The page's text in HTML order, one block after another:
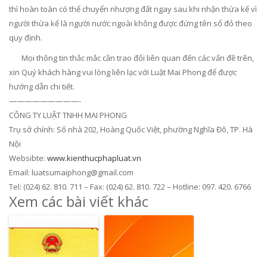
thì hoàn toàn có thể chuyển nhượng đất ngay sau khi nhận thừa kế vì
người thừa kế là người nước ngoài không được đứng tên sổ đỏ theo
quy định.
Mọi thông tin thắc mắc cần trao đổi liên quan đến các vấn đề trên,
xin Quý khách hàng vui lòng liên lạc với Luật Mai Phong để được
hướng dẫn chi tiết.
—————————-
CÔNG TY LUẬT TNHH MAI PHONG
Trụ sở chính: Số nhà 202, Hoàng Quốc Việt, phường Nghĩa Đô, TP. Hà
Nội
Websibte: www.kienthucphapluat.vn
Email: luatsumaiphong@gmail.com
Tel: (024) 62. 810. 711 – Fax: (024) 62. 810. 722 – Hotline: 097. 420. 6766
Xem các bài viết khác